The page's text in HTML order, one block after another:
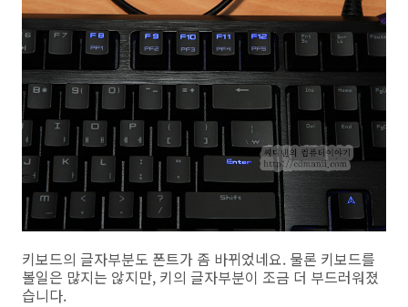
키보드의 글자부분도 폰트가 좀 바뀌었네요. 물론 키보드를
볼일은 많지는 않지만, 키의 글자부분이 조금 더 부드러워졌
습니다.